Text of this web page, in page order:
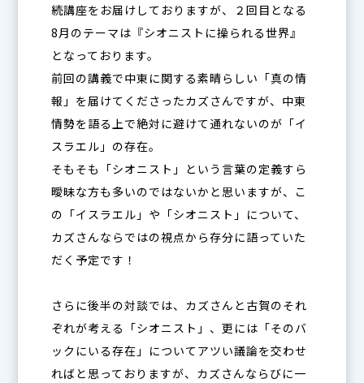
続講座をお届けしておりますが、２回目となる
8月のテーマは『シオニストに操られる世界』
となっております。
前回の講義で中東に関する素晴らしい「真の情
報」を届けてくださったカズさんですが、中東
情勢を語る上で絶対に避けて通れないのが「イ
スラエル」の存在。
そもそも「シオニスト」という言葉の定義すら
曖昧な方も多いのではないかと思いますが、こ
の「イスラエル」や「シオニスト」について、
カズさんならではの視点から存分に語っていた
だく予定です！
さらに後半の対談では、カズさんと古賀のそれ
ぞれが考える「シオニスト」、更には「そのバ
ックにいる存在」についてアツい議論を交わせ
ればと思っておりますが、カズさんならびに一